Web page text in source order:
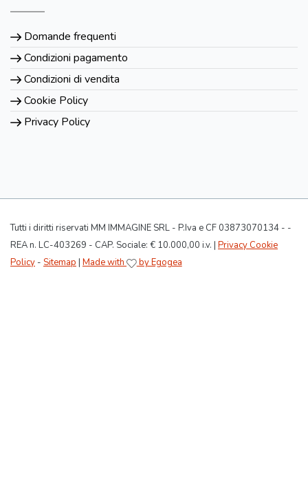
Domande frequenti
Condizioni pagamento
Condizioni di vendita
Cookie Policy
Privacy Policy
Tutti i diritti riservati MM IMMAGINE SRL - P.Iva e CF 03873070134 - -
REA n. LC-403269 - CAP. Sociale: € 10.000,00 i.v. | Privacy Cookie
Policy - Sitemap | Made with by Egogea